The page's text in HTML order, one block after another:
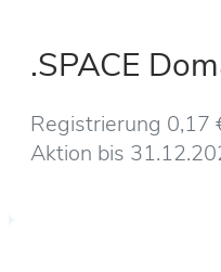
.SPACE
Registrierung 0,17
Aktion bis